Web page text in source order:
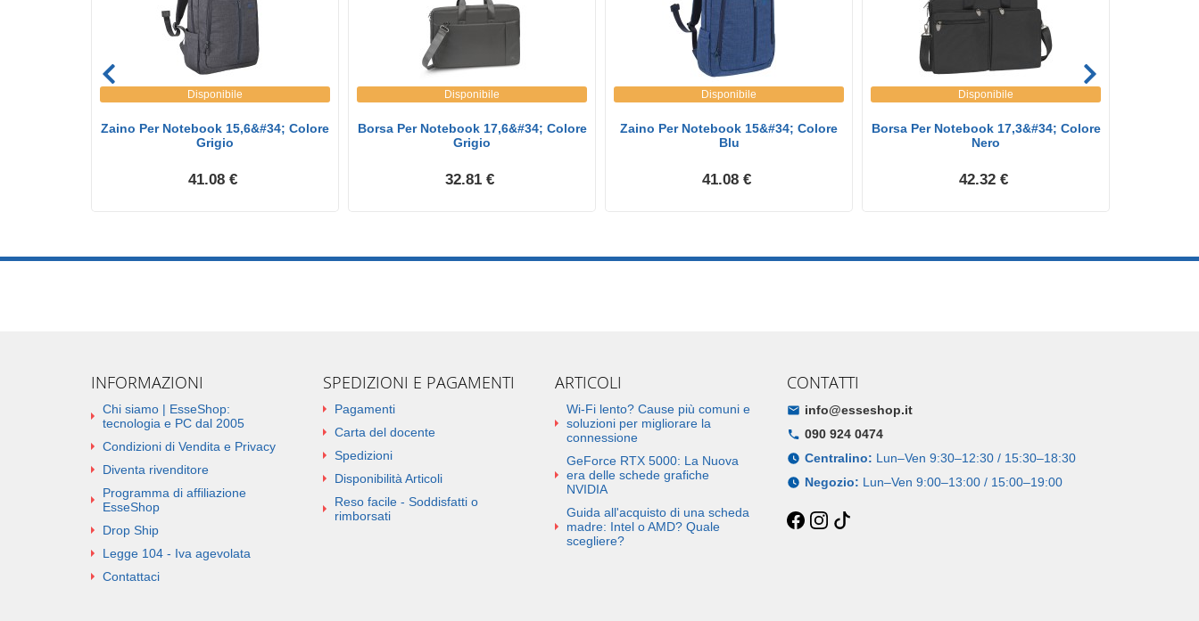
Disponibile
Zaino Per Notebook 15,6&#34; Colore
Grigio
41.08 €
Disponibile
Borsa Per Notebook 17,6&#34; Colore
Grigio
32.81 €
Disponibile
Zaino Per Notebook 15&#34; Colore
Blu
41.08 €
Disponibile
Borsa Per Notebook 17,3&#34; Colore
Nero
42.32 €
INFORMAZIONI
Chi siamo | EsseShop:
tecnologia e PC dal 2005
Condizioni di Vendita e Privacy
Diventa rivenditore
Programma di affiliazione
EsseShop
Drop Ship
Legge 104 - Iva agevolata
Contattaci
SPEDIZIONI E PAGAMENTI
Pagamenti
Carta del docente
Spedizioni
Disponibilità Articoli
Reso facile - Soddisfatti o
rimborsati
ARTICOLI
Wi-Fi lento? Cause più comuni e
soluzioni per migliorare la
connessione
GeForce RTX 5000: La Nuova
era delle schede grafiche
NVIDIA
Guida all'acquisto di una scheda
madre: Intel o AMD? Quale
scegliere?
CONTATTI
info@esseshop.it
090 924 0474
Centralino: Lun–Ven 9:30–12:30 / 15:30–18:30
Negozio: Lun–Ven 9:00–13:00 / 15:00–19:00